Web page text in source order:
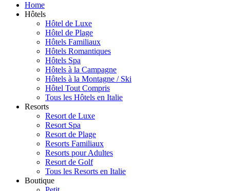
Home
Hôtels
Hôtel de Luxe
Hôtel de Plage
Hôtels Familiaux
Hôtels Romantiques
Hôtels Spa
Hôtels à la Campagne
Hôtels à la Montagne / Ski
Hôtel Tout Compris
Tous les Hôtels en Italie
Resorts
Resort de Luxe
Resort Spa
Resort de Plage
Resorts Familiaux
Resorts pour Adultes
Resort de Golf
Tous les Resorts en Italie
Boutique